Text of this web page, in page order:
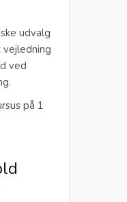
udvalg
vejledning
ved
på 1